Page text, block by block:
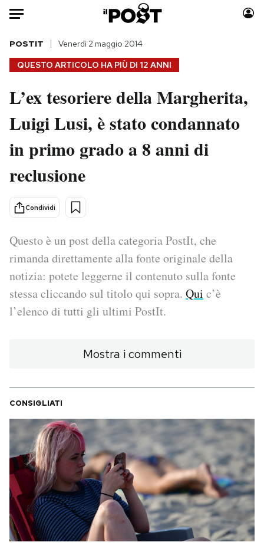
Auto
HOME
Italia
Politica
Tecnologia
Scienza
Cultura
Economia
Sport
Moda
Consumismi
Storie/Idee
Mondiali calcio 2026
PODCAST
SHOP
CALENDARIO
AREA PERSONALE
Area Personale
Newsletter
Notifiche mobile
QUESTO ARTICOLO HA PIÙ DI 12 ANNI
POSTIT Venerdì 2 maggio 2014
L’ex tesoriere della Margherita,
Luigi Lusi, è stato condannato
in primo grado a 8 anni di
reclusione
Condividi
Questo è un post della categoria PostIt, che
rimanda direttamente alla fonte originale della
notizia: potete leggerne il contenuto sulla fonte
stessa cliccando sul titolo qui sopra. Qui c’è
l’elenco di tutti gli ultimi PostIt.
Mostra i commenti
CONSIGLIATI